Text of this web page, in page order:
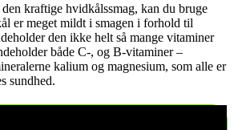
kraftige hvidkålssmag, kan du bruge
er meget mildt i smagen i forhold til
den ikke helt så mange vitaminer
både C-, og B-vitaminer –
kalium og magnesium, som alle er
sundhed.